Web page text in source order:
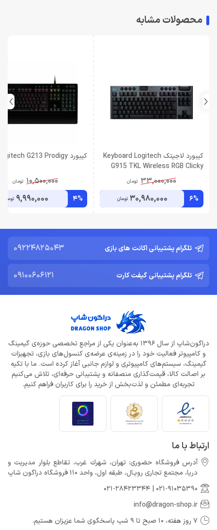
محصولات مشابه
کیبورد لاجیتک Keyboard Logitech
G915 TKL Wireless RGB Clicky
33,000,000 تومان
6%
30,980,000 تومان
کیبورد Logitech G213 Prodigy
10,500,000 تومان
4%
9,990,000 تومان
تلگرام پشتیبانی اکانت های بازی 09224825043
تلگرام پشتیبانی گیفت کارت 09100606121
دراگون‌شاپ از سال 1396 به‌عنوان یکی از مراجع تخصصی حوزه‌ی گیمینگ
و کامپیوتر فعالیت خود را در زمینه‌ی عرضه‌ی کنسول‌های بازی، تجهیزات
گیمینگ، سیستم‌های کامپیوتری و لوازم جانبی آغاز کرده است. ما با تکیه
بر اصالت کالا، قیمت‌گذاری منصفانه و پشتیبانی حرفه‌ای، تلاش می‌کنیم
تجربه‌ای مطمئن و لذت‌بخش از خرید را برای کاربران فراهم کنیم.
ارتباط با ما
آدرس فروشگاه حضوری: تهران، شهرك غرب، تقاطع بلوار مدیریت و
دريا، مجتمع تجارى رويـال، طبقه اول، واحد 110 فروشگاه دراگون شاپ
021-91035390
021-28423344
info@dragon-shop.ir
7 روز هفته، 10 صبح تا 9 شب پاسخگوی شما عزیزان هستیم.